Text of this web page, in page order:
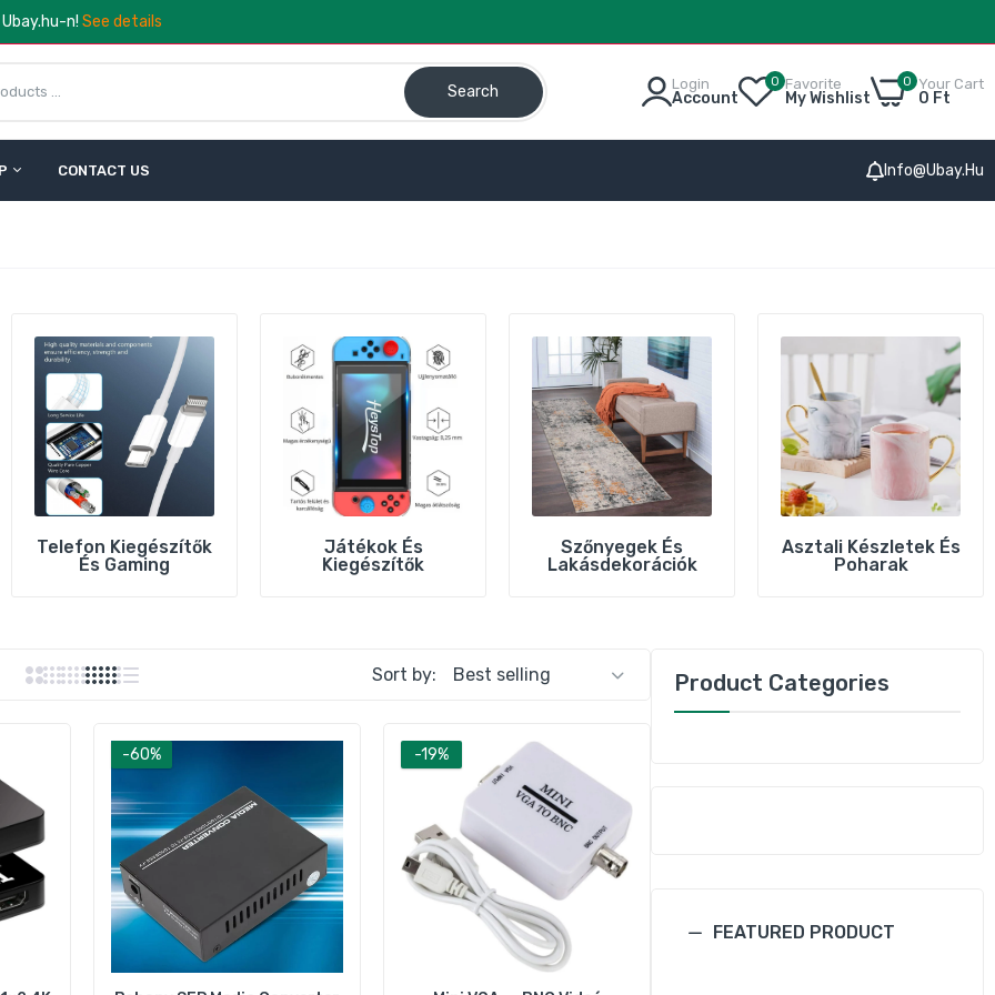
n! See details
Search
9.990 Ft 19.790 Ft
Bshopy SFP Media Converter – Gigabit Ethernet Optikai Átalakító
3.290 Ft 8.190 Ft
Mini VGA ↔ BNC Videó Konverter Adapter – Video Átalakító Doboz
Tesmart 4×1 HDMI Switch Multi‑View 1080p 60Hz – Akadásmentes
Tesmart HDMI Splitter 1×2 4K 30Hz – HDMI Elosztó TV‑hez és
Konzolhoz
Ft
17.990 Ft
16‑Portos HDMI Switch 16 → 1 4K60Hz – RS232, LAN, IR
97.990 Ft
Login
Account
0 Favorite
My Wishlist
0 Your Cart
0 Ft
CONTACT US Info@ubay.hu
Telefon Kiegészítők
És Gaming
Játékok És
Kiegészítők
Szőnyegek És
Lakásdekorációk
Asztali Készletek És
Poharak
Product Categories
FEATURED PRODUCT
Sort by:
-60% -19%